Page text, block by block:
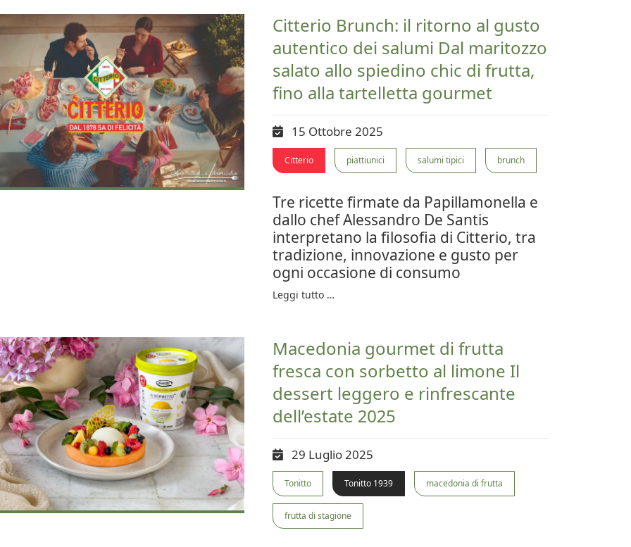
Citterio Brunch: il ritorno al gusto
autentico dei salumi Dal maritozzo
salato allo spiedino chic di frutta,
fino alla tartelletta gourmet
15 Ottobre 2025
Citterio piattiunici salumi tipici brunch
Tre ricette firmate da Papillamonella e
dallo chef Alessandro De Santis
interpretano la filosofia di Citterio, tra
tradizione, innovazione e gusto per
ogni occasione di consumo
Leggi tutto …
Macedonia gourmet di frutta
fresca con sorbetto al limone Il
dessert leggero e rinfrescante
dell’estate 2025
29 Luglio 2025
Tonitto Tonitto 1939 macedonia di frutta
frutta di stagione